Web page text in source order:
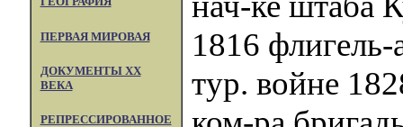
ПЕРВАЯ МИРОВАЯ
ДОКУМЕНТЫ XX
ВЕКА
РЕПРЕССИРОВАННОЕ
1816
тур. войне